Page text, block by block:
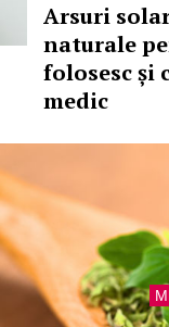
Arsuri
naturale
folosesc și
medic